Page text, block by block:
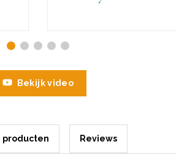
Bekijk video
producten Reviews